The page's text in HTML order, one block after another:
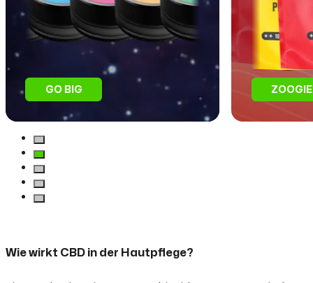
GO BIG
Wie wirkt CBD in der Hautpflege?